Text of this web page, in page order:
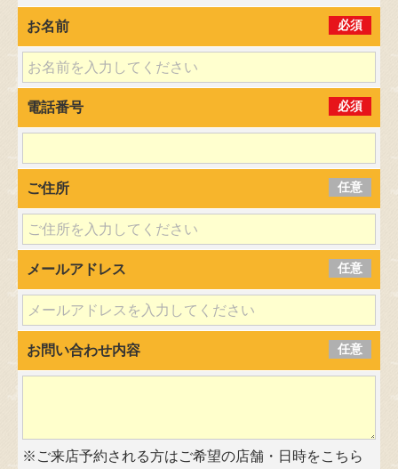
お名前 必須
電話番号 必須
ご住所 任意
メールアドレス 任意
お問い合わせ内容 任意
※ご来店予約される方はご希望の店舗・日時をこちら